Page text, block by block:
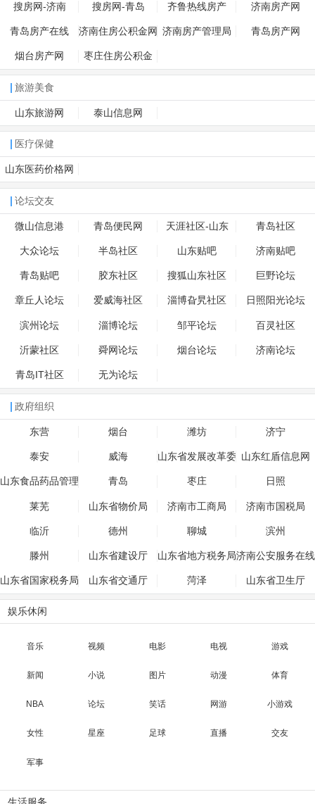
搜房网-济南 搜房网-青岛 齐鲁热线房产 济南房产网
青岛房产在线 济南住房公积金网 济南房产管理局 青岛房产网
烟台房产网 枣庄住房公积金
旅游美食
山东旅游网 泰山信息网
医疗保健
山东医药价格网
论坛交友
微山信息港 青岛便民网 天涯社区-山东 青岛社区
大众论坛 半岛社区 山东贴吧 济南贴吧
青岛贴吧 胶东社区 搜狐山东社区 巨野论坛
章丘人论坛 爱威海社区 淄博旮旯社区 日照阳光论坛
滨州论坛 淄博论坛 邹平论坛 百灵社区
沂蒙社区 舜网论坛 烟台论坛 济南论坛
青岛IT社区 无为论坛
政府组织
东营 烟台 潍坊 济宁
泰安 威海 山东省发展改革委
员会
山东红盾信息网
山东食品药品管理
局
青岛 枣庄 日照
莱芜 山东省物价局 济南市工商局 济南市国税局
临沂 德州 聊城 滨州
滕州 山东省建设厅 山东省地方税务局济南公安服务在线
山东省国家税务局 山东省交通厅 菏泽 山东省卫生厅
娱乐休闲
音乐 视频 电影 电视 游戏
新闻 小说 图片 动漫 体育
NBA 论坛 笑话 网游 小游戏
女性 星座 足球 直播 交友
军事